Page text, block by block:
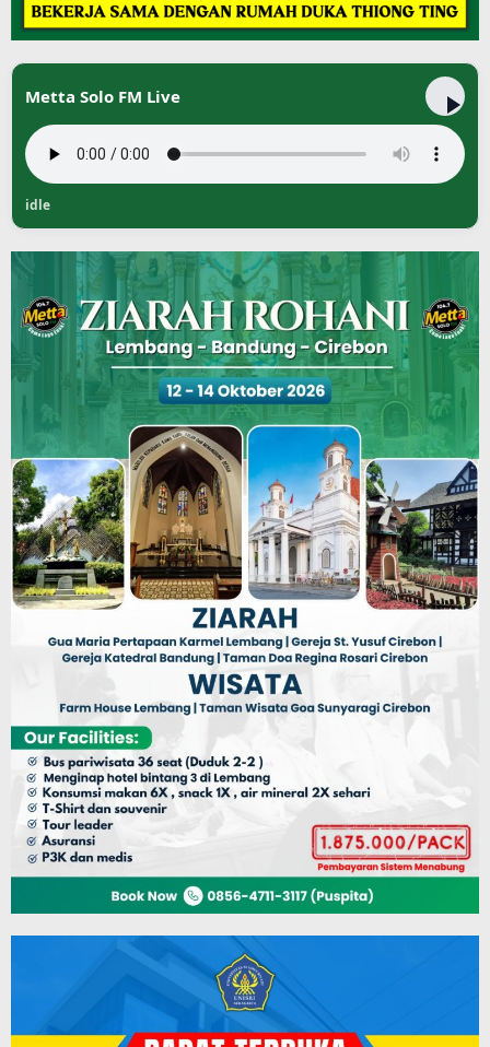
Metta Solo FM Live
idle